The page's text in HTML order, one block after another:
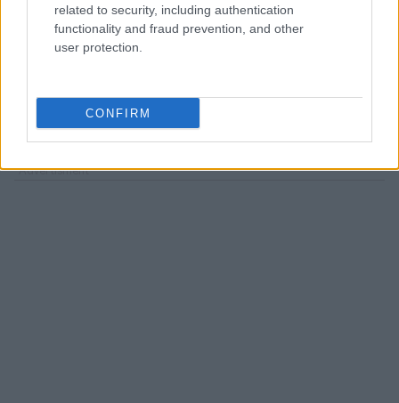
related to security, including authentication
functionality and fraud prevention, and other
user protection.
CONFIRM
Πηγή: ΑΠΕ-ΜΠΕ
Ακολουθήστε τοinsider.gr στο Google News
πρώτοι όλες τιςειδήσειςαπό την Ελλάδα και τον κόσμο.